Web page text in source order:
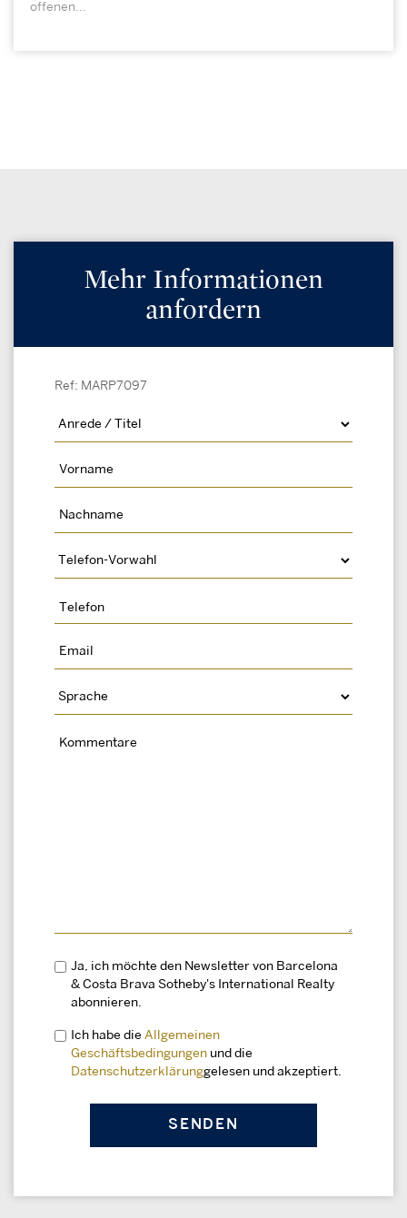
offenen...
Mehr Informationen
anfordern
Ref: MARP7097
Ja, ich möchte den Newsletter von Barcelona
& Costa Brava Sotheby's International Realty
abonnieren.
Ich habe die Allgemeinen
Geschäftsbedingungen und die
Datenschutzerklärunggelesen und akzeptiert.